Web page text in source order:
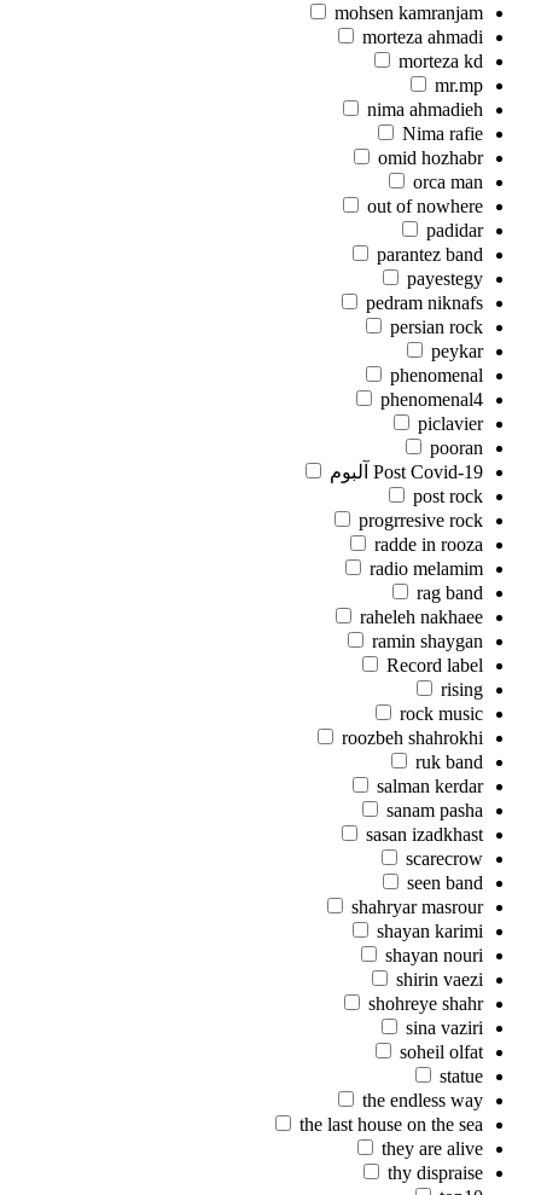
mohsen kamranjam
morteza ahmadi
morteza kd
mr.mp
nima ahmadieh
Nima rafie
omid hozhabr
orca man
out of nowhere
padidar
parantez band
payestegy
pedram niknafs
persian rock
peykar
phenomenal
phenomenal4
piclavier
pooran
Post Covid-19 آلبوم
post rock
progrresive rock
radde in rooza
radio melamim
rag band
raheleh nakhaee
ramin shaygan
Record label
rising
rock music
roozbeh shahrokhi
ruk band
salman kerdar
sanam pasha
sasan izadkhast
scarecrow
seen band
shahryar masrour
shayan karimi
shayan nouri
shirin vaezi
shohreye shahr
sina vaziri
soheil olfat
statue
the endless way
the last house on the sea
they are alive
thy dispraise